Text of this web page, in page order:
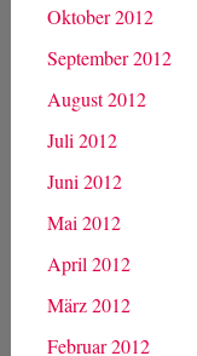
Oktober 2012
September 2012
August 2012
Juli 2012
Juni 2012
Mai 2012
April 2012
März 2012
Februar 2012